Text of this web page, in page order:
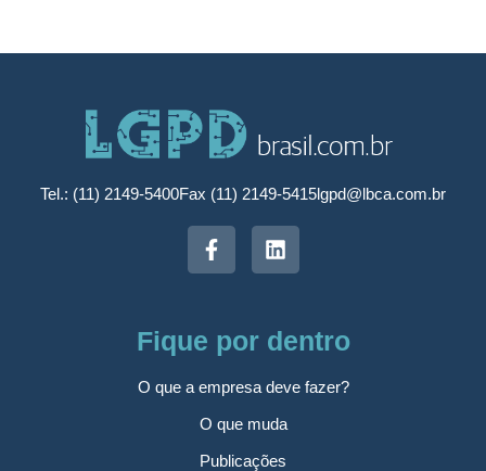
Tel.: (11) 2149-5400Fax (11) 2149-5415lgpd@lbca.com.br
Fique por dentro
O que a empresa deve fazer?
O que muda
Publicações